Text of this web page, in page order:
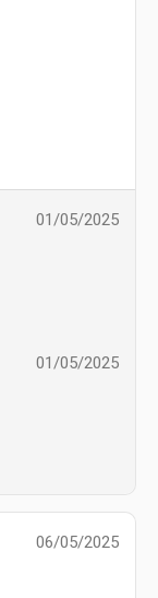
01/05/2025
01/05/2025
06/05/2025